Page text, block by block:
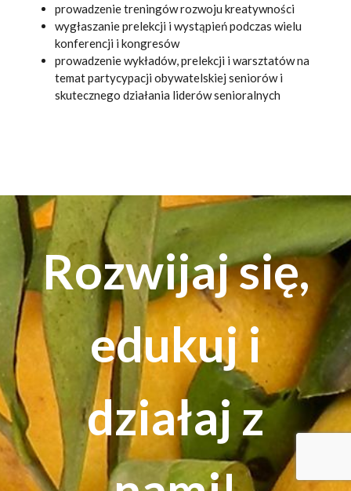
prowadzenie treningów rozwoju kreatywności
wygłaszanie prelekcji i wystąpień podczas wielu
konferencji i kongresów
prowadzenie wykładów, prelekcji i warsztatów na
temat partycypacji obywatelskiej seniorów i
skutecznego działania liderów senioralnych
Rozwijaj się,
edukuj i
działaj z